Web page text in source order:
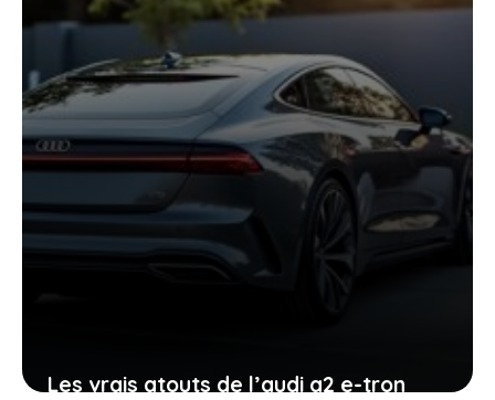
Les vrais atouts de l’audi a2 e-tron